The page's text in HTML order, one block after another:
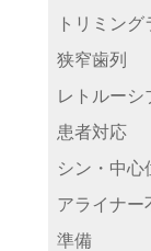
トリミング
狭窄歯列
レトルーシ
患者対応
シン・中心
アライナー
準備